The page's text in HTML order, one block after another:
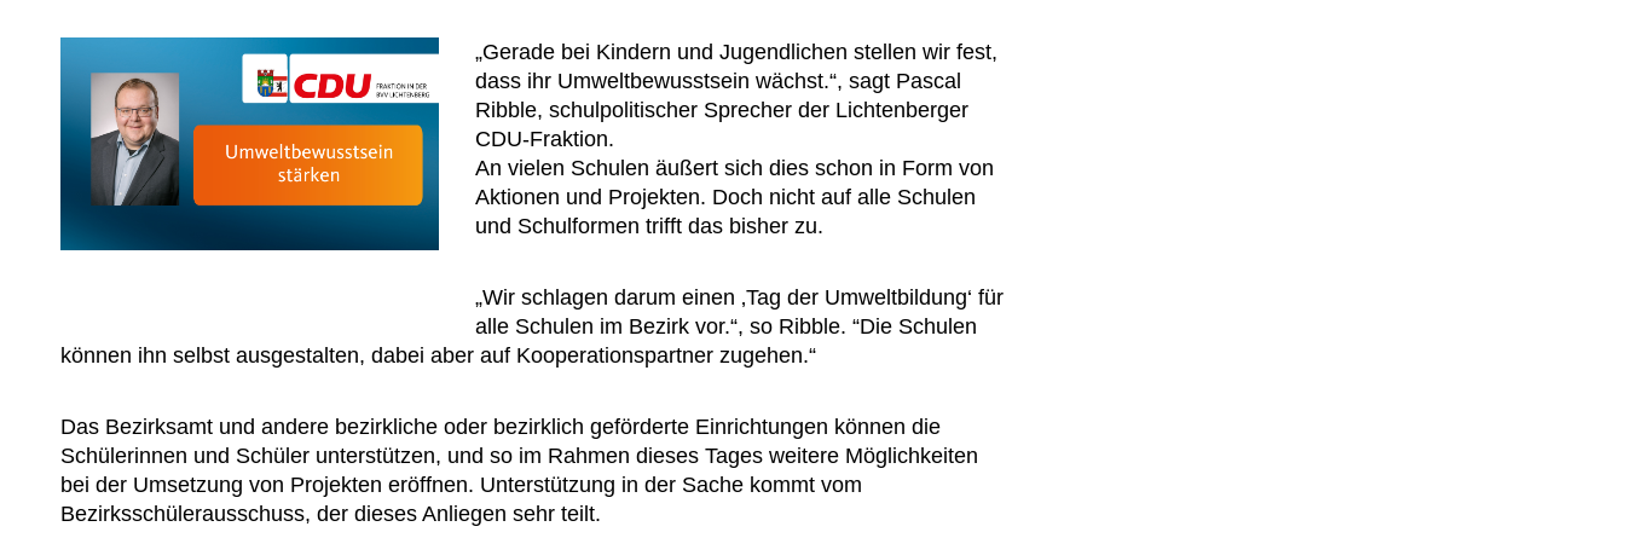
Gerade bei Kindern und Jugendlichen stellen wir fest,
dass ihr Umweltbewusstsein wächst.“, sagt Pascal
Ribble, schulpolitischer Sprecher der Lichtenberger
CDU-Fraktion.
An vielen Schulen äußert sich dies schon in Form von
Aktionen und Projekten. Doch nicht auf alle Schulen
und Schulformen trifft das bisher zu.
Wir schlagen darum einen ‚Tag der Umweltbildung‘ für
alle Schulen im Bezirk vor.“, so Ribble. “Die Schulen
können ihn selbst ausgestalten, dabei aber auf Kooperationspartner zugehen.“
Das Bezirksamt und andere bezirkliche oder bezirklich geförderte Einrichtungen können die
Schülerinnen und Schüler unterstützen, und so im Rahmen dieses Tages weitere Möglichkeiten
bei der Umsetzung von Projekten eröffnen. Unterstützung in der Sache kommt vom
Bezirksschülerausschuss, der dieses Anliegen sehr teilt.